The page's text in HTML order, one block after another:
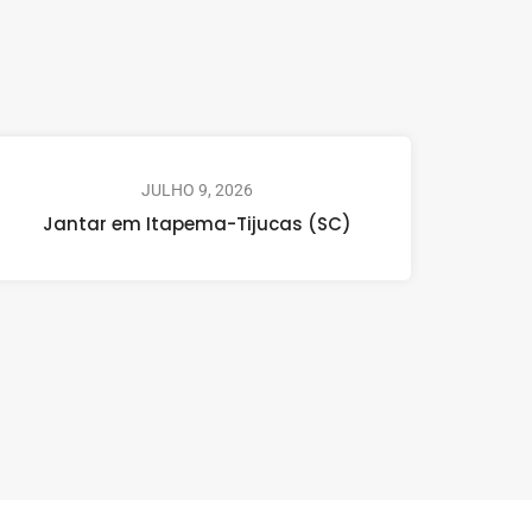
JULHO 9, 2026
Jantar em Itapema-Tijucas (SC)